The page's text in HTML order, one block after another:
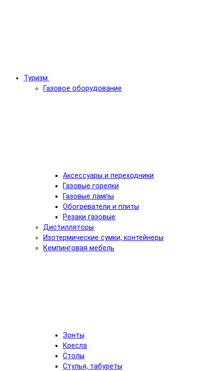
Туризм
Газовое оборудование
Аксессуары и переходники
Газовые горелки
Газовые лампы
Обогреватели и плиты
Резаки газовые
Дистилляторы
Изотермические сумки, контейнеры
Кемпинговая мебель
Зонты
Кресла
Столы
Стулья, табуреты